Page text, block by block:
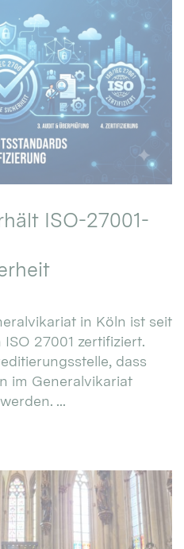
ISO-27001-
in Köln ist seit
27001 zertifiziert.
dass
im Generalvikariat
...